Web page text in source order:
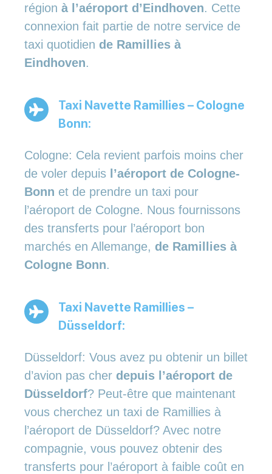
région à l’aéroport d’Eindhoven. Cette
connexion fait partie de notre service de
taxi quotidien de Ramillies à
Eindhoven.
Taxi Navette Ramillies – Cologne
Bonn:
Cologne: Cela revient parfois moins cher
de voler depuis l’aéroport de Cologne-
Bonn et de prendre un taxi pour
l’aéroport de Cologne. Nous fournissons
des transferts pour l’aéroport bon
marchés en Allemange, de Ramillies à
Cologne Bonn.
Taxi Navette Ramillies –
Düsseldorf:
Düsseldorf: Vous avez pu obtenir un billet
d’avion pas cher depuis l’aéroport de
Düsseldorf? Peut-être que maintenant
vous cherchez un taxi de Ramillies à
l’aéroport de Düsseldorf? Avec notre
compagnie, vous pouvez obtenir des
transferts pour l’aéroport à faible coût en